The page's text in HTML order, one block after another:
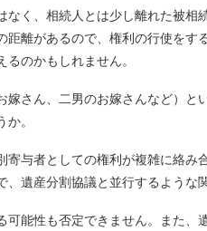
く、相続人とは少し離れた被相
離があるので、権利の行使をす
のかもしれません。
嫁さん、二男のお嫁さんなど）と
。
寄与者としての権利が複雑に絡み
遺産分割協議と並行するような
可能性も否定できません。また、